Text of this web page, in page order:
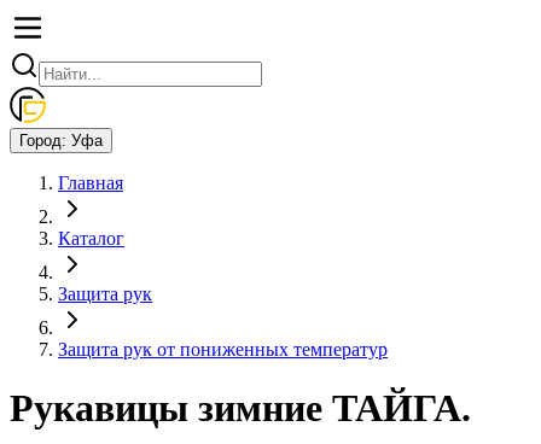
Город: Уфа
Главная
Каталог
Защита рук
Защита рук от пониженных температур
Рукавицы зимние ТАЙГА.